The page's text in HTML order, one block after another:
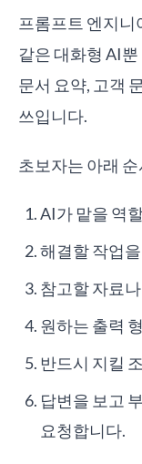
프롬프트 엔지니
같은 대화형 AI
문서 요약, 고객
쓰입니다.
초보자는 아래
AI가 맡을 역
해결할 작업
참고할 자료
원하는 출력
반드시 지킬
답변을 보고
요청합니다.